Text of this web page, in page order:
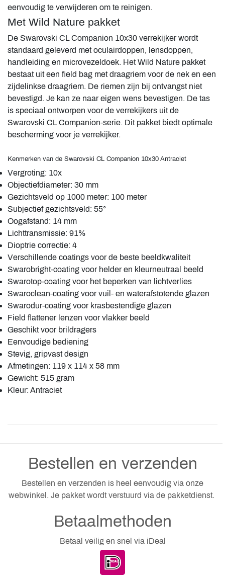
eenvoudig te verwijderen om te reinigen.
Met Wild Nature pakket
De Swarovski CL Companion 10x30 verrekijker wordt
standaard geleverd met oculairdoppen, lensdoppen,
handleiding en microvezeldoek. Het Wild Nature pakket
bestaat uit een field bag met draagriem voor de nek en een
zijdelinkse draagriem. De riemen zijn bij ontvangst niet
bevestigd. Je kan ze naar eigen wens bevestigen. De tas
is speciaal ontworpen voor de verrekijkers uit de
Swarovski CL Companion-serie. Dit pakket biedt optimale
bescherming voor je verrekijker.
Kenmerken van de Swarovski CL Companion 10x30 Antraciet
Vergroting: 10x
Objectiefdiameter: 30 mm
Gezichtsveld op 1000 meter: 100 meter
Subjectief gezichtsveld: 55°
Oogafstand: 14 mm
Lichttransmissie: 91%
Dioptrie correctie: 4
Verschillende coatings voor de beste beeldkwaliteit
Swarobright-coating voor helder en kleurneutraal beeld
Swarotop-coating voor het beperken van lichtverlies
Swaroclean-coating voor vuil- en waterafstotende glazen
Swarodur-coating voor krasbestendige glazen
Field flattener lenzen voor vlakker beeld
Geschikt voor brildragers
Eenvoudige bediening
Stevig, gripvast design
Afmetingen: 119 x 114 x 58 mm
Gewicht: 515 gram
Kleur: Antraciet
Bestellen en verzenden
Bestellen en verzenden is heel eenvoudig via onze
webwinkel. Je pakket wordt verstuurd via de pakketdienst.
Betaalmethoden
Betaal veilig en snel via iDeal